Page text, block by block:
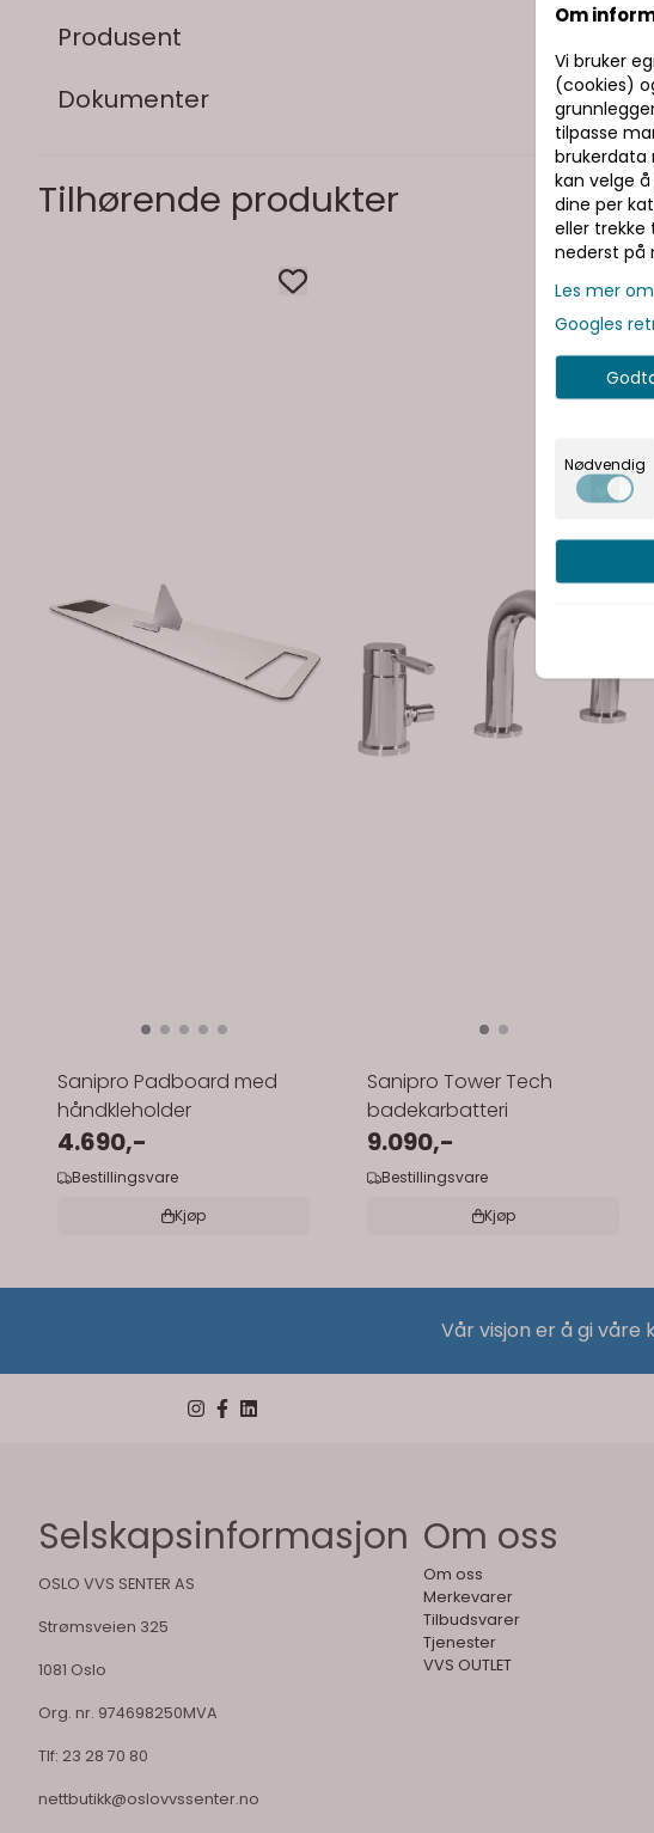
Produsent
Dokumenter
Tilhørende produkter
Sanipro Padboard med
håndkleholder
4.690,-
Bestillingsvare
Kjøp
Sanipro Tower Tech
badekarbatteri
9.090,-
Bestillingsvare
Kjøp
Vår visjon er å gi våre
Selskapsinformasjon
OSLO VVS SENTER AS
Strømsveien 325
1081 Oslo
Org. nr. 974698250MVA
Tlf: 23 28 70 80
nettbutikk@oslovvssenter.no
Om oss
Om oss
Merkevarer
Tilbudsvarer
Tjenester
VVS OUTLET
Om
Vi bruker
(cookies)
tilpasse
brukerdata
kan velge
dine per
eller trekke
nederst på
Les mer
Googles
Nødvendig